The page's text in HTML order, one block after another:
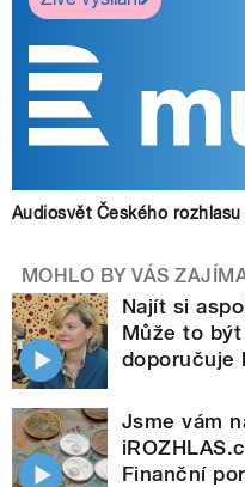
Audiosvět Českého
MOHLO BY VÁS
Najít si
Může to
doporučuje
Jsme vám
Finanční